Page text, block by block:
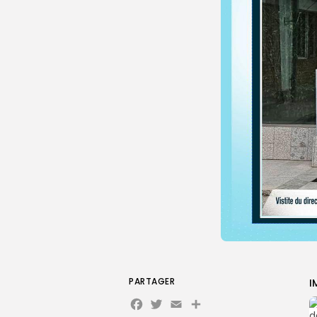
PARTAGER
Facebook
Twitter
EmailPartager